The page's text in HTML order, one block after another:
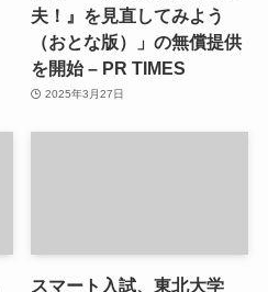
夫！』を見直してみよう
（おとな版）」の無償提供
を開始 – PR TIMES
2025年3月27日
スマート入試、東北大学